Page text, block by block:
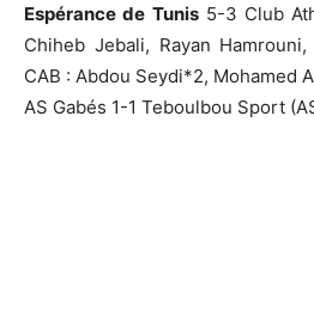
Espérance de Tunis5-3 Club
Chiheb Jebali, Rayan
CAB : Abdou Seydi*2, Mohamed
AS Gabés 1-1 Teboulbou Sport